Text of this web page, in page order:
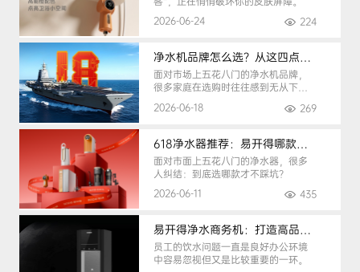
2026-06-24
224
净水机品牌怎么选？从这四点入手，避开90%的选购陷阱
面对市场上五花八门的净水机品牌，
很多家庭在选购时往往感到无从下
手。
2026-06-18 269
618净水器推荐：易开得哪款最适合你？
面对市面上五花八门的净水器，很多
人纠结：到底选哪款才不踩坑？
2026-06-11
435
易开得净水商务机：打造高品质办公健康饮水环境
员工的饮水问题一直是良好办公环境
中容易忽视但又是比较重要的一环。